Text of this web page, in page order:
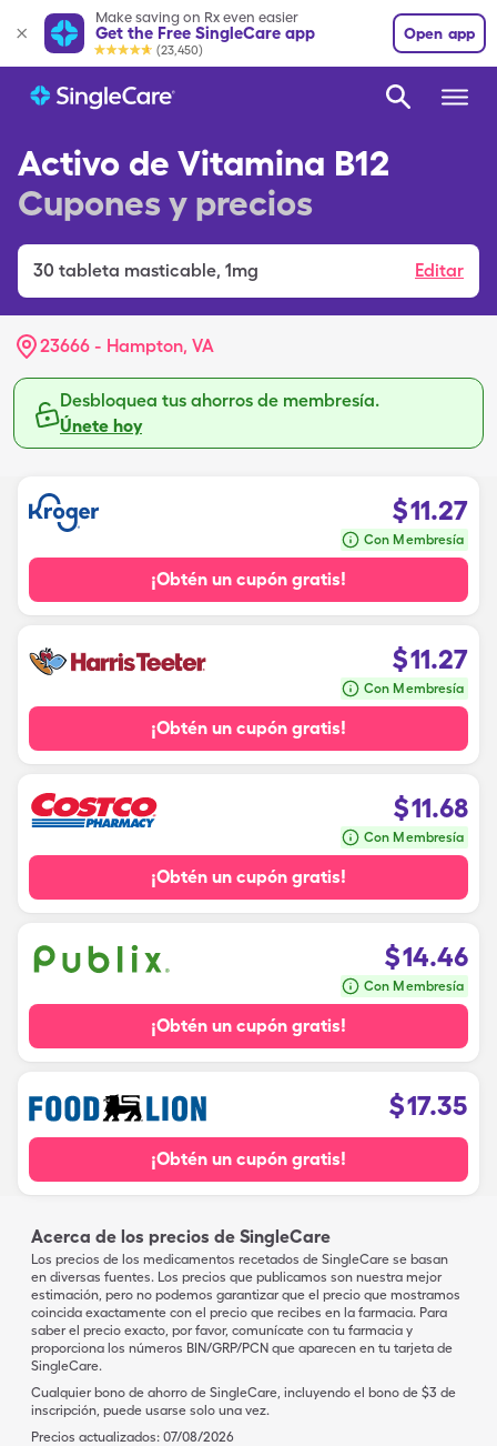
Make saving on Rx even easier
Get the Free SingleCare app
(23,450)
Open app
Activo de Vitamina B12
Cupones y precios
30 tableta masticable, 1mg Editar
23666 - Hampton, VA
Desbloquea tus ahorros de membresía.
Únete hoy
$11.27
Con Membresía
¡Obtén un cupón gratis!
$11.27
Con Membresía
¡Obtén un cupón gratis!
$11.68
Con Membresía
¡Obtén un cupón gratis!
$14.46
Con Membresía
¡Obtén un cupón gratis!
$17.35
¡Obtén un cupón gratis!
Acerca de los precios de SingleCare
Los precios de los medicamentos recetados de SingleCare se basan
en diversas fuentes. Los precios que publicamos son nuestra mejor
estimación, pero no podemos garantizar que el precio que mostramos
coincida exactamente con el precio que recibes en la farmacia. Para
saber el precio exacto, por favor, comunícate con tu farmacia y
proporciona los números BIN/GRP/PCN que aparecen en tu tarjeta de
SingleCare.
Cualquier bono de ahorro de SingleCare, incluyendo el bono de $3 de
inscripción, puede usarse solo una vez.
Precios actualizados: 07/08/2026